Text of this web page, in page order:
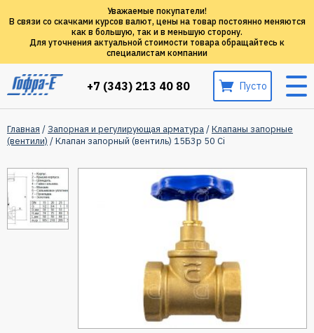
Уважаемые покупатели!
В связи со скачками курсов валют, цены на товар постоянно меняются
как в большую, так и в меньшую сторону.
Для уточнения актуальной стоимости товара обращайтесь к
специалистам компании
+7 (343) 213 40 80 Пусто
Главная /Запорная и регулирующая арматура/Клапаны запорные
(вентили) / Клапан запорный (вентиль) 15Б3р 50 Ci